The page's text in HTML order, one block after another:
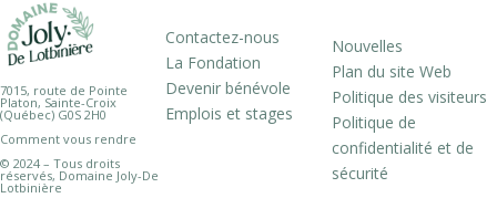
7015, route de Pointe
Platon, Sainte-Croix
(Québec) G0S 2H0
Comment vous rendre
© 2024 – Tous droits
réservés, Domaine Joly-De
Lotbinière
Contactez-nous
La Fondation
Devenir bénévole
Emplois et stages
Nouvelles
Plan du site Web
Politique des visiteurs
Politique de
confidentialité et de
sécurité